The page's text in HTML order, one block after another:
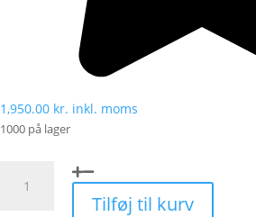
1,950.00 kr. inkl. moms
1000 på lager
Tilføj til kurv